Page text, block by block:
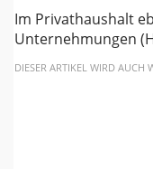
Im Privathaushalt
Unternehmungen
DIESER ARTIKEL WIRD AUCH